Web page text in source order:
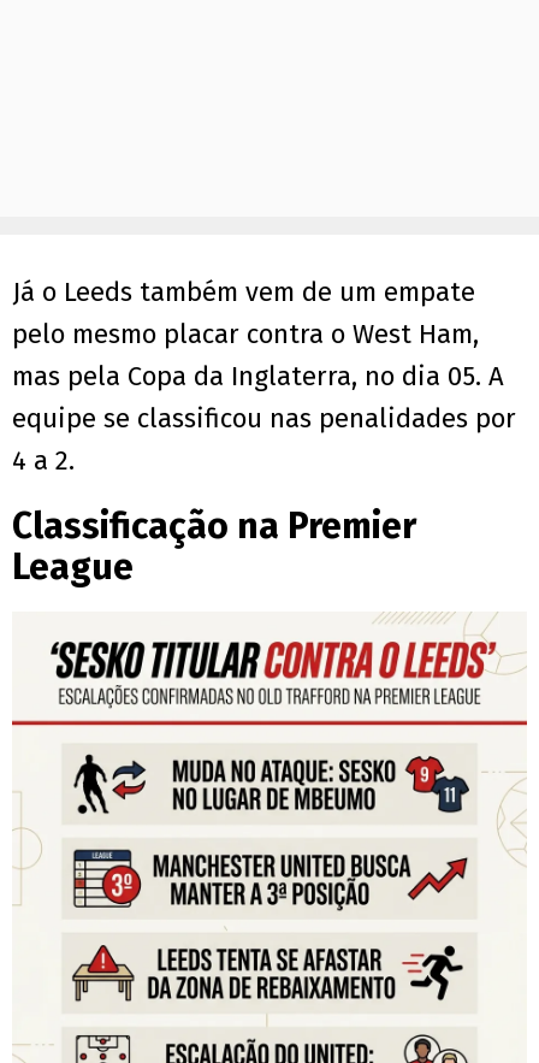
Já o Leeds também vem de um empate
pelo mesmo placar contra o West Ham,
mas pela Copa da Inglaterra, no dia 05. A
equipe se classificou nas penalidades por
4 a 2.
Classificação na Premier
League